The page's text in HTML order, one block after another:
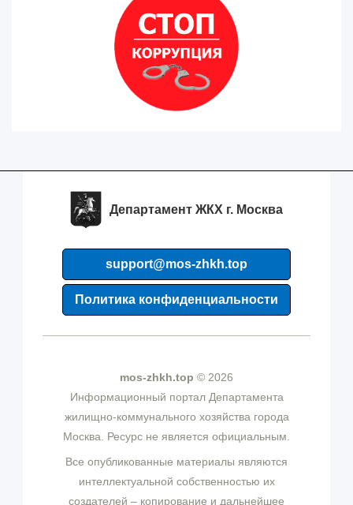
Департамент ЖКХ г. Москва
support@mos-zhkh.top
Политика конфиденциальности
mos-zhkh.top © 2026
Информационный портал Департамента
жилищно-коммунального хозяйства города
Москва. Ресурс не является официальным.
Все опубликованные материалы являются
интеллектуальной собственностью их
создателей – копирование и дальнейшее